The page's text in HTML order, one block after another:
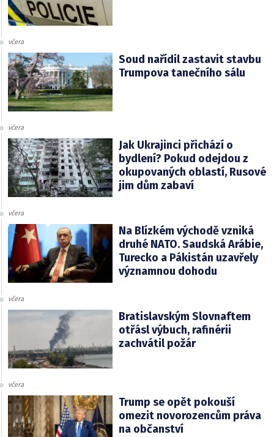
včera
Soud nařídil zastavit stavbu
Trumpova tanečního sálu
včera
Jak Ukrajinci přichází o
bydlení? Pokud odejdou z
okupovaných oblastí, Rusové
jim dům zabaví
včera
Na Blízkém východě vzniká
druhé NATO. Saudská Arábie,
Turecko a Pákistán uzavřely
významnou dohodu
včera
Bratislavským Slovnaftem
otřásl výbuch, rafinérii
zachvátil požár
včera
Trump se opět pokouší
omezit novorozencům práva
na občanství